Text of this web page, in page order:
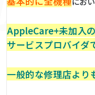
AppleCare+未加入
サービスプロバイダ
一般的な修理店より